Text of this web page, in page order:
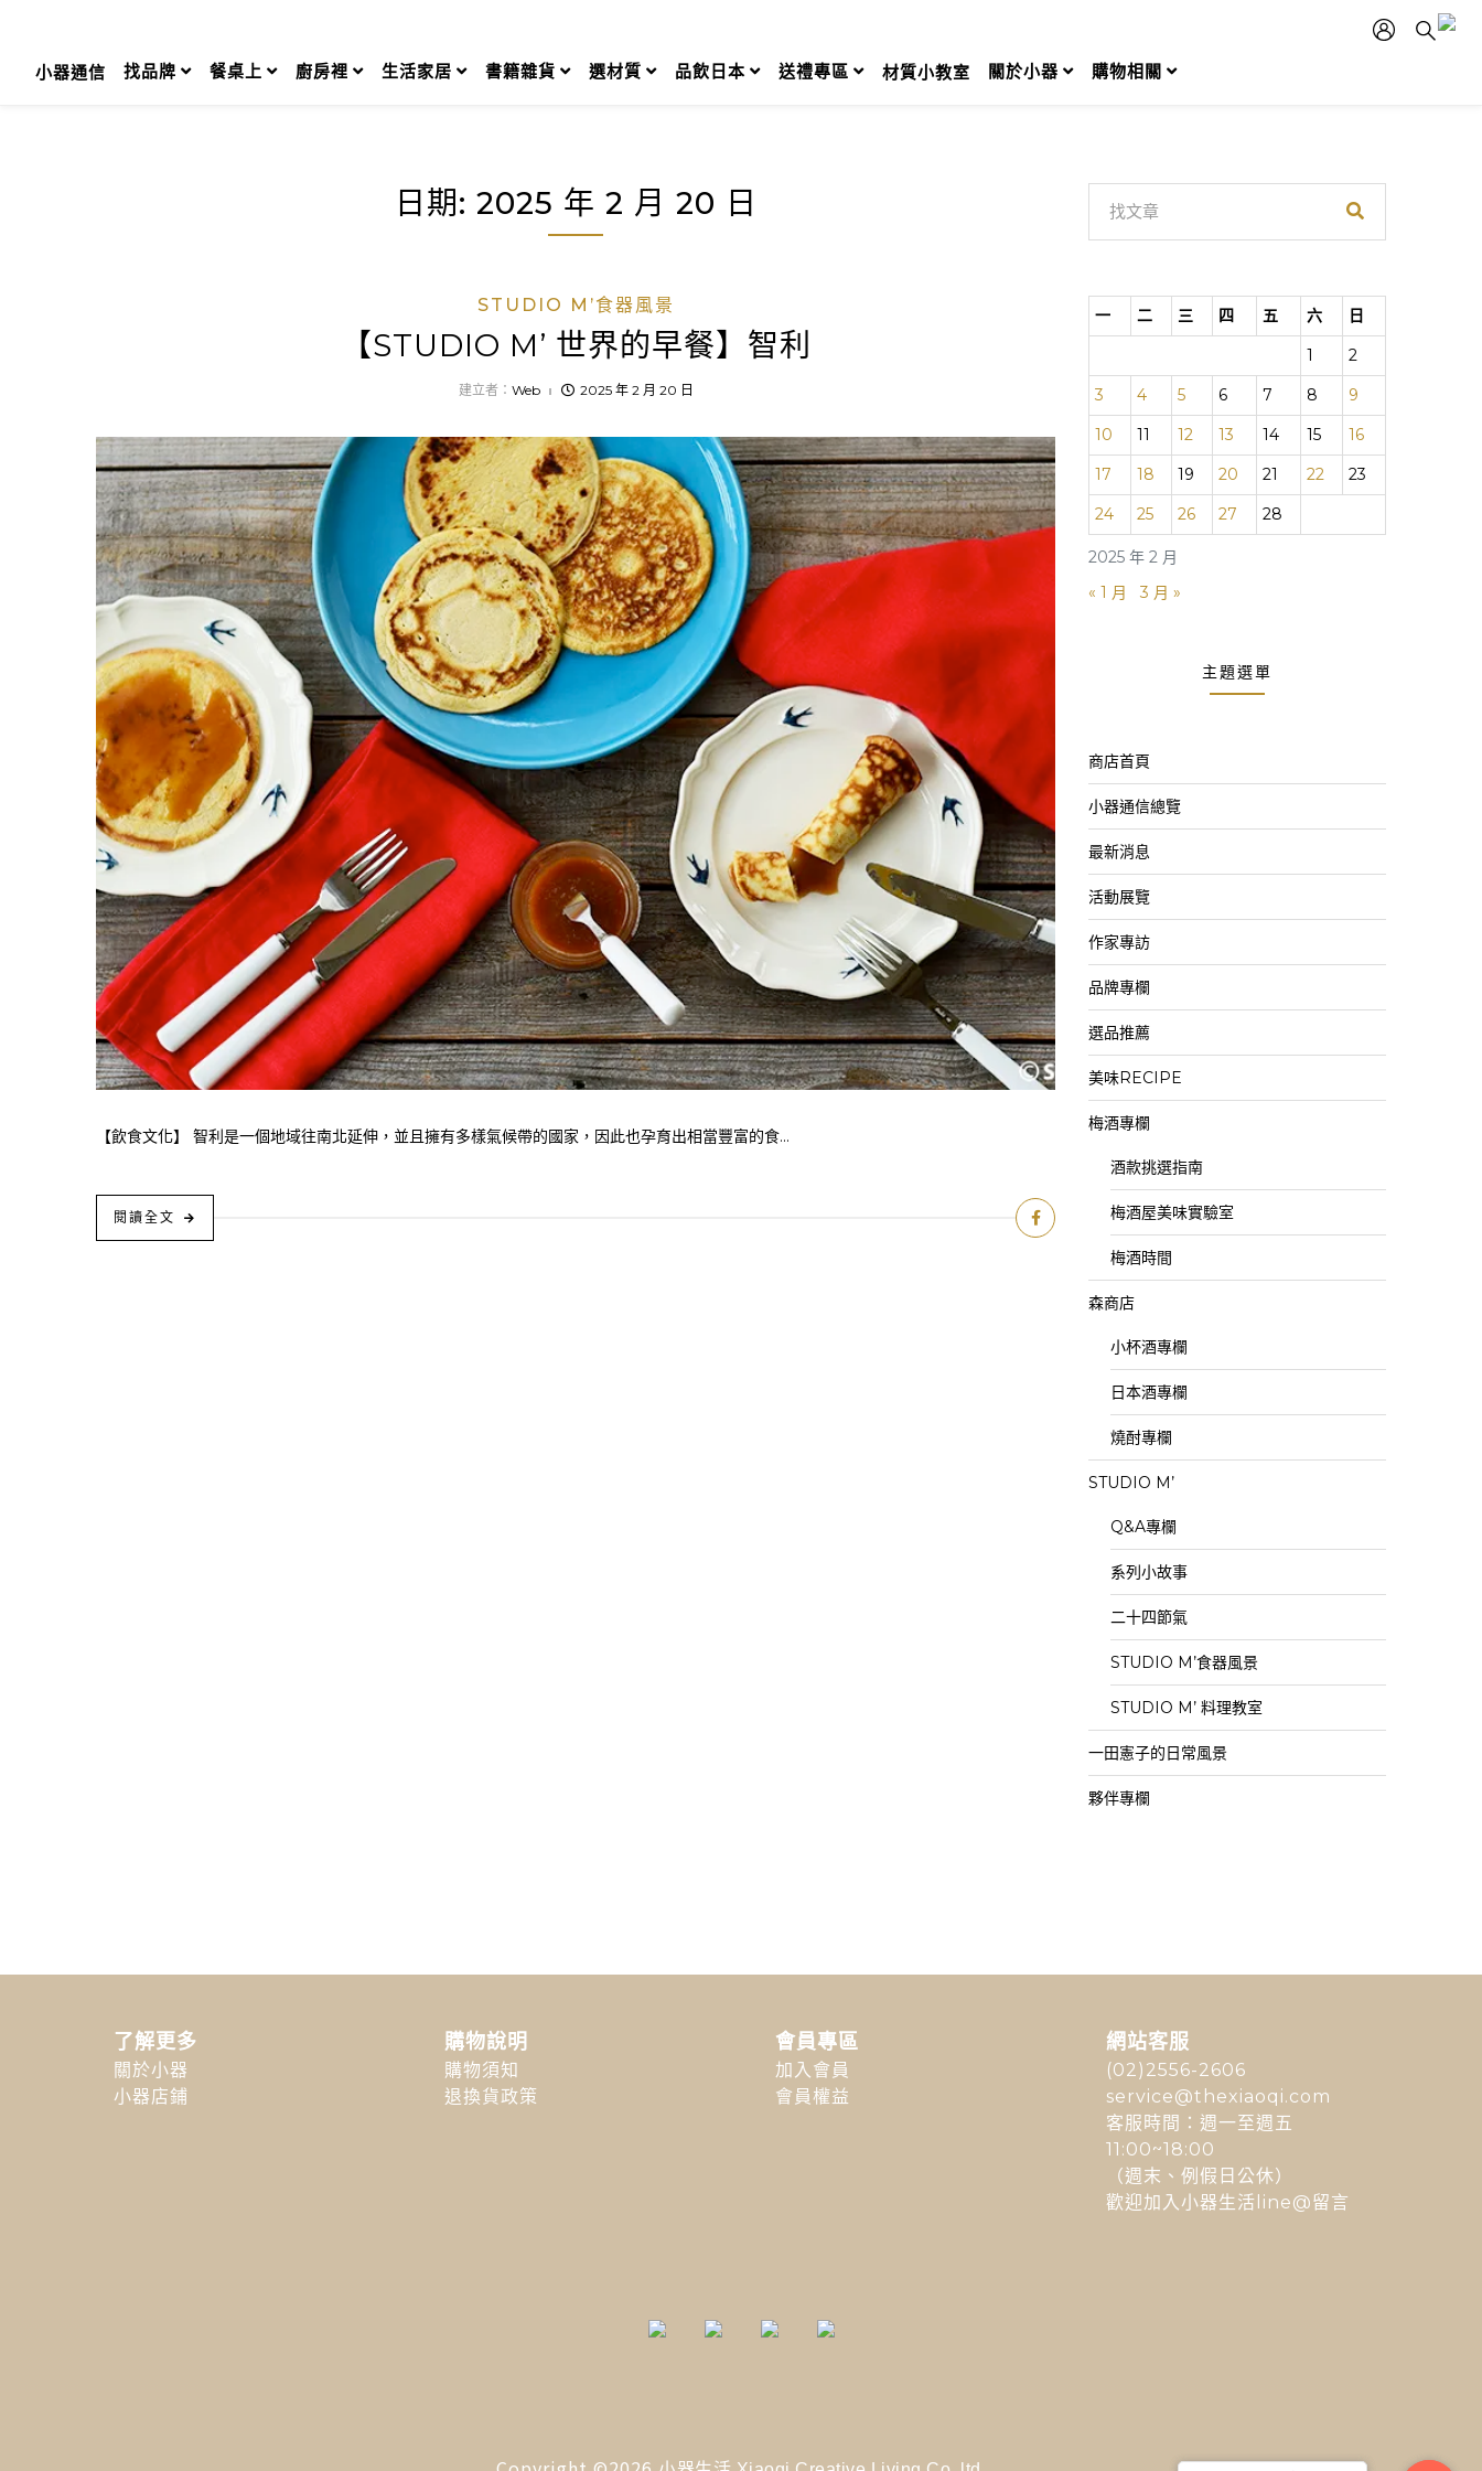
content小器通信 找品牌 餐桌上 廚房裡 生活家居 書籍雜貨 選材質 品飲日本 送禮專區 材質小教室 關於小器 購物相關
日期: 2025 年 2 月 20 日
STUDIO M’食器風景
【STUDIO M’ 世界的早餐】智利
建立者： Web 2025 年 2 月 20 日
【飲食文化】 智利是一個地域往南北延伸，並且擁有多樣氣候帶的國家，因此也孕育出相當豐富的食...
閱讀全文
2025 年 2 月
一 二 三 四 五 六
日
1
2
3
4 5 6 7 8
9
10
11 12 13 14 15
16
17
18 19 20 21 22
23
24
25 26 27 28
« 1 月 3 月 »
主題選單
商店首頁
小器通信總覽
最新消息
活動展覽
作家專訪
品牌專欄
選品推薦
美味RECIPE
梅酒專欄
酒款挑選指南
梅酒屋美味實驗室
梅酒時間
森商店
小杯酒專欄
日本酒專欄
燒酎專欄
STUDIO M’
Q&A專欄
系列小故事
二十四節氣
STUDIO M’食器風景
STUDIO M’ 料理教室
一田憲子的日常風景
夥伴專欄
了解更多
關於小器
小器店鋪
購物說明
購物須知
退換貨政策
會員專區
加入會員
會員權益
網站客服
(02)2556-2606
service@thexiaoqi.com
客服時間：週一至週五
11:00~18:00
（週末、例假日公休）
歡迎加入小器生活line@留言